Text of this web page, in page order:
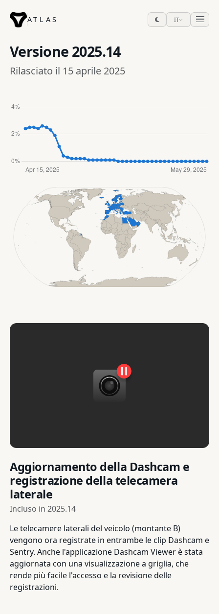
ATLAS IT
Versione 2025.14
Rilasciato il 15 aprile 2025
Aggiornamento della Dashcam e
registrazione della telecamera
laterale
Incluso in 2025.14
Le telecamere laterali del veicolo (montante B)
vengono ora registrate in entrambe le clip Dashcam e
Sentry. Anche l'applicazione Dashcam Viewer è stata
aggiornata con una visualizzazione a griglia, che
rende più facile l'accesso e la revisione delle
registrazioni.